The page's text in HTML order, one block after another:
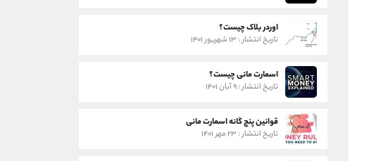
اوردر بلاک چیست؟
تاریخ انتشار : ۱۳ شهریور ۱۴۰۱
اسمارت مانی چیست؟
تاریخ انتشار : ۹ آبان ۱۴۰۱
قوانین پنج گانه اسمارت مانی
تاریخ انتشار : ۲۳ مهر ۱۴۰۱